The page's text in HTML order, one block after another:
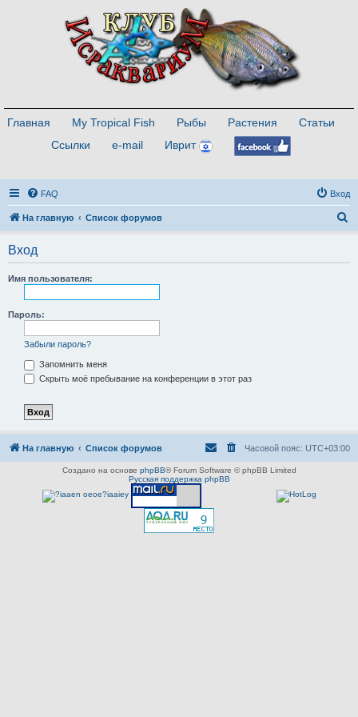
Главная My Tropical Fish Рыбы Растения
Статьи
Ссылки
e-mail Иврит
FAQ Вход
На главную Список форумов
Вход
Имя пользователя:
Пароль:
Забыли пароль?
Запомнить меня
Скрыть моё пребывание на конференции в этот раз
На главную Список форумов Часовой пояс: UTC+03:00
Создано на основе phpBB® Forum Software © phpBB Limited
Русская поддержка phpBB